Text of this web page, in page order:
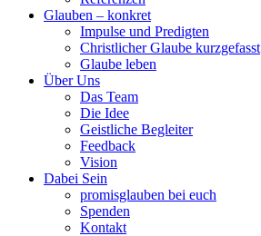
Glauben – konkret
Impulse und Predigten
Christlicher Glaube kurzgefasst
Glaube leben
Über Uns
Das Team
Die Idee
Geistliche Begleiter
Feedback
Vision
Dabei Sein
promisglauben bei euch
Spenden
Kontakt